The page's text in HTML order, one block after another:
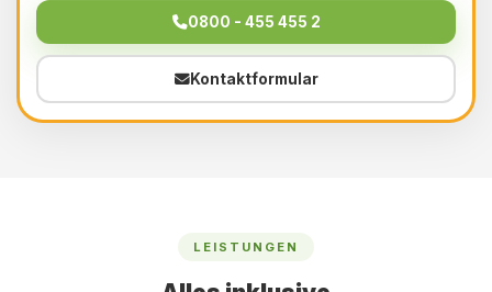
0800 - 455 455 2
Kontaktformular
LEISTUNGEN